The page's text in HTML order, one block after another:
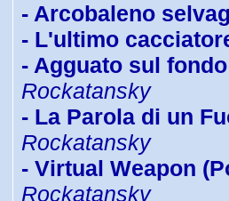
- Arcobaleno
- L'ultimo
- Agguato sul
Rockatansky
- La Parola di un
Rockatansky
- Virtual Weapon
Rockatansky